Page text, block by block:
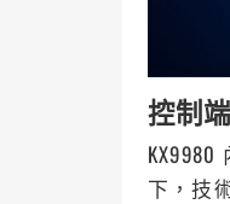
控制
下，技